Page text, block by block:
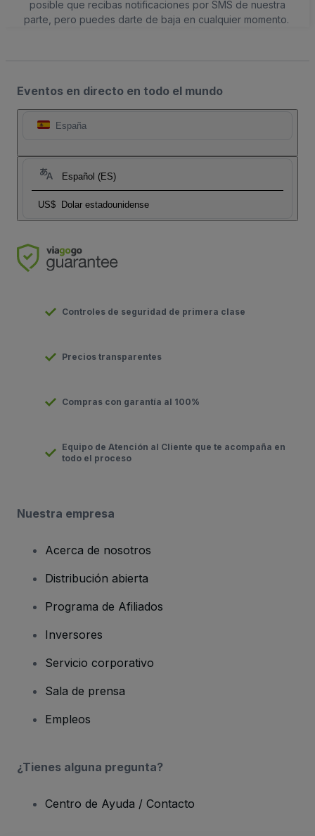
posible que recibas notificaciones por SMS de nuestra
parte, pero puedes darte de baja en cualquier momento.
Eventos en directo en todo el mundo
España
Español (ES)
US$ Dolar estadounidense
Controles de seguridad de primera clase
Precios transparentes
Compras con garantía al 100%
Equipo de Atención al Cliente que te acompaña en
todo el proceso
Nuestra empresa
Acerca de nosotros
Distribución abierta
Programa de Afiliados
Inversores
Servicio corporativo
Sala de prensa
Empleos
¿Tienes alguna pregunta?
Centro de Ayuda / Contacto